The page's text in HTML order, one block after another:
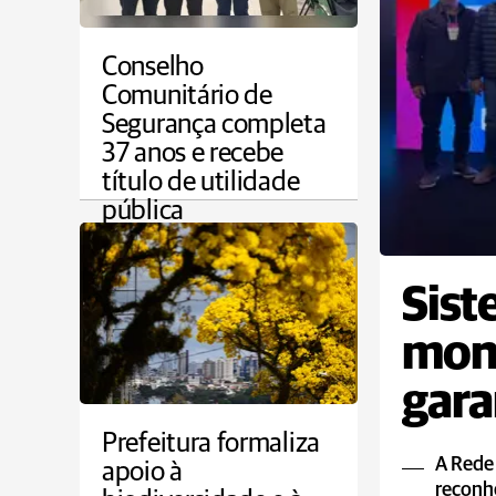
Conselho
Comunitário de
Segurança completa
37 anos e recebe
título de utilidade
pública
PONTA GROSSA
ao
A
Prefeitura formaliza
apoio à